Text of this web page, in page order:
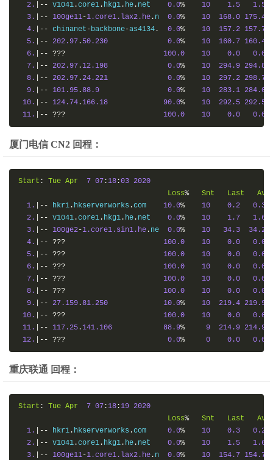
2. |-- v1041 .core1 . hkg1 . he . net 0.0% 10 1.5
1.5
3.
|-- 100ge11-1.core1.lax2.he . n 0.0% 10 168.0 175.4
4.
|-- chinanet -backbone-as4134 . 0.0% 10 157.2 157.7
5.
|-- 202.97 . 50.230 0.0% 10 160.7 160.4
6.
|-- ??? 100.0 10 0.0
0.0
7.
|-- 202.97 . 12.198 0.0% 10 294.9 294.8
8.
|-- 202.97 .24.221 0.0% 10 297.2 298.7
9.
|-- 101.95 .88.9 0.0% 10 283.1 284.0
10.
|-- 124.74 . 166.18 90.0% 10 292.5 292.5
11.
|-- ??? 100.0 10 0.0 0.0
厦门电信 CN2 回程：
Start : Tue Apr 7 07 : 18 :03 2020
Loss% Snt Last
Avg
1.
|-- hkr1 . hkserverworks .com 10.0% 10 0.2
0.3
2.
|-- v1041 .core1 . hkg1 . he . net 0.0% 10 1.7
1.6
3.
|-- 100ge2-1.core1.sin1.he . ne 0.0% 10 34.3
34.2
4.
|-- ??? 100.0 10 0.0
0.0
5.
|-- ??? 100.0 10 0.0
0.0
6.
|-- ??? 100.0 10 0.0
0.0
7.
|-- ??? 100.0 10 0.0
0.0
8.
|-- ??? 100.0 10 0.0
0.0
9.
|-- 27.159 .81.250 10.0% 10 219.4 219.9
10.
|-- ??? 100.0 10 0.0
0.0
11.
|-- 117.25 . 141.106 88.9% 9 214.9 214.9
12.
|-- ??? 0.0% 0 0.0 0.0
重庆联通 回程：
Start : Tue Apr 7 07 : 18 : 19 2020
Loss% Snt Last
Avg
1.
|-- hkr1 . hkserverworks .com 0.0% 10 0.3
0.2
2.
|-- v1041 .core1 . hkg1 . he . net 0.0% 10 1.5
1.6
3.
|-- 100ge11-1.core1.lax2.he . n 0.0% 10 154.7 154.7